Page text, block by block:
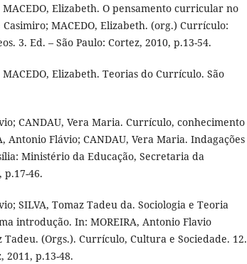
MACEDO, Elizabeth. O pensamento curricular no
Casimiro; MACEDO, Elizabeth. (org.) Currículo:
3. Ed. – São Paulo: Cortez, 2010, p.13-54.
MACEDO, Elizabeth. Teorias do Currículo. São
CANDAU, Vera Maria. Currículo, conhecimento
Antonio Flávio; CANDAU, Vera Maria. Indagações
Ministério da Educação, Secretaria da
p.17-46.
SILVA, Tomaz Tadeu da. Sociologia e Teoria
introdução. In: MOREIRA, Antonio Flavio
Tadeu. (Orgs.). Currículo, Cultura e Sociedade. 12.
2011, p.13-48.